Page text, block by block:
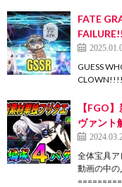
FATE
GUESS
【FGO
ヴァント
全体宝具
動画の中